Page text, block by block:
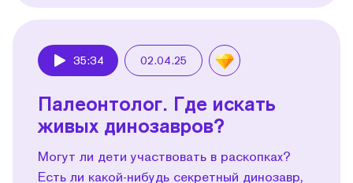
35:34 02.04.25
Палеонтолог. Где искать
живых динозавров?
Могут ли дети участвовать в раскопках?
Есть ли какой-нибудь секретный динозавр,